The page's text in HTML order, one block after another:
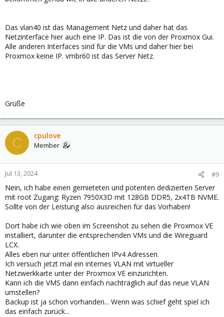
Das vlan40 ist das Management Netz und daher hat das
Netzinterface hier auch eine IP. Das ist die von der Proxmox Gui.
Alle anderen Interfaces sind für die VMs und daher hier bei
Proxmox keine IP. vmbr60 ist das Server Netz.
Grüße
C cpulove
Member
Jul 13, 2024 #9
Nein, ich habe einen gemieteten und potenten dedizierten Server
mit root Zugang: Ryzen 7950X3D mit 128GB DDR5, 2x4TB NVME.
Sollte von der Leistung also ausreichen für das Vorhaben!
Dort habe ich wie oben im Screenshot zu sehen die Proxmox VE
installiert, darunter die entsprechenden VMs und die Wireguard
LCX.
Alles eben nur unter öffentlichen IPv4 Adressen.
Ich versuch jetzt mal ein internes VLAN mit virtueller
Netzwerkkarte unter der Proxmox VE einzurichten.
Kann ich die VMS dann einfach nachträglich auf das neue VLAN
umstellen?
Backup ist ja schon vorhanden... Wenn was schief geht spiel ich
das einfach zurück...